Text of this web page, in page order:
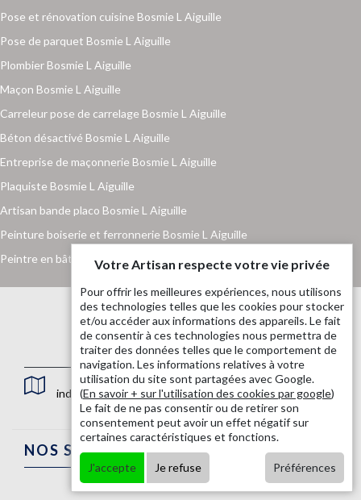
Pose et rénovation cuisine Bosmie L Aiguille
Pose de parquet Bosmie L Aiguille
Plombier Bosmie L Aiguille
Maçon Bosmie L Aiguille
Carreleur pose de carrelage Bosmie L Aiguille
Béton désactivé Bosmie L Aiguille
Entreprise de maçonnerie Bosmie L Aiguille
Plaquiste Bosmie L Aiguille
Artisan bande placo Bosmie L Aiguille
Peinture boiserie et ferronnerie Bosmie L Aiguille
Peintre en bâtiment Bosmie L Aiguille
indisponible
NOS SERVICES
Votre Artisan respecte votre vie privée
Pour offrir les meilleures expériences, nous utilisons
des technologies telles que les cookies pour stocker
et/ou accéder aux informations des appareils. Le fait
de consentir à ces technologies nous permettra de
traiter des données telles que le comportement de
navigation. Les informations relatives à votre
utilisation du site sont partagées avec Google.
(En savoir + sur l'utilisation des cookies par google)
Le fait de ne pas consentir ou de retirer son
consentement peut avoir un effet négatif sur
certaines caractéristiques et fonctions.
J'accepte Je refuse Préférences